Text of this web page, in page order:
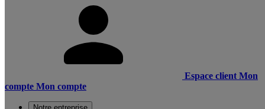
Espace client Mon
compte Mon compte